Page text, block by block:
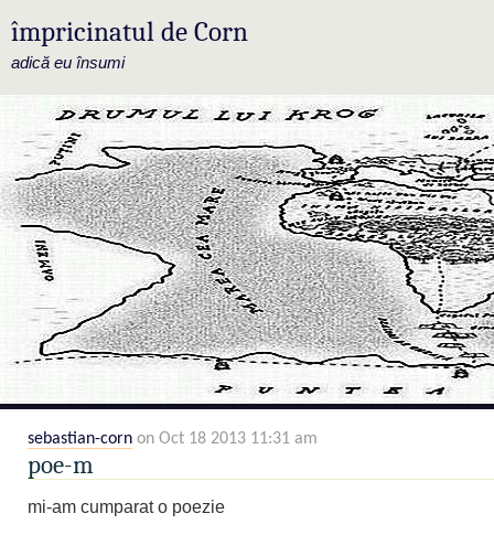
împricinatul de Corn
adică eu însumi
sebastian-corn on Oct 18 2013 11:31 am
poe-m
mi-am cumparat o poezie